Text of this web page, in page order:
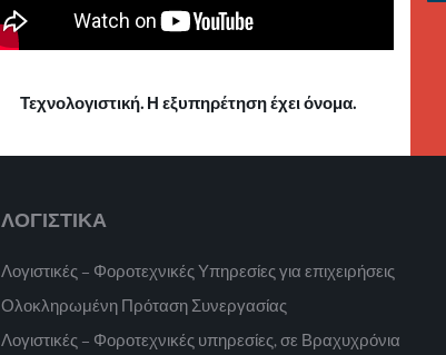
Τεχνολογιστική. Η εξυπηρέτηση έχει όνομα.
ΛΟΓΙΣΤΙΚΑ
Λογιστικές – Φοροτεχνικές Υπηρεσίες για επιχειρήσεις
Ολοκληρωμένη Πρόταση Συνεργασίας
Λογιστικές – Φοροτεχνικές υπηρεσίες, σε Βραχυχρόνια